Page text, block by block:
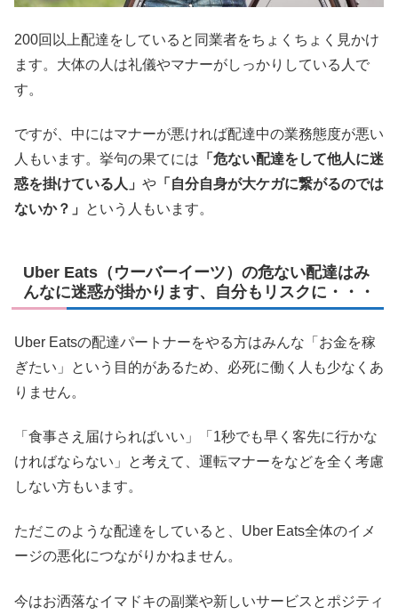
200回以上配達をしていると同業者をちょくちょく見かけ
ます。大体の人は礼儀やマナーがしっかりしている人で
す。
ですが、中にはマナーが悪ければ配達中の業務態度が悪い
人もいます。挙句の果てには 「危ない配達をして他人に迷
惑を掛けている人」 や 「自分自身が大ケガに繋がるのでは
ないか？」
という人もいます。
Uber Eats（ウーバーイーツ）の危ない配達はみ
んなに迷惑が掛かります、自分もリスクに・・・
Uber Eatsの配達パートナーをやる方はみんな「お金を稼
ぎたい」という目的があるため、必死に働く人も少なくあ
りません。
「食事さえ届けらればいい」「1秒でも早く客先に行かな
ければならない」と考えて、運転マナーをなどを全く考慮
しない方もいます。
ただこのような配達をしていると、Uber Eats全体のイメ
ージの悪化につながりかねません。
今はお洒落なイマドキの副業や新しいサービスとポジティ